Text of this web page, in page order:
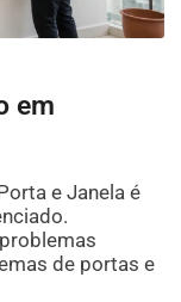
em
e Janela é
de portas e